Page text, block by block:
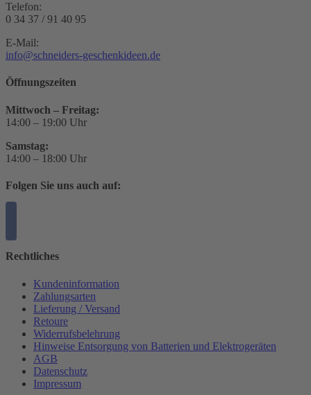
Telefon:
0 34 37 / 91 40 95
E-Mail:
info@schneiders-geschenkideen.de
Öffnungszeiten
Mittwoch – Freitag:
14:00 – 19:00 Uhr
Samstag:
14:00 – 18:00 Uhr
Folgen Sie uns auch auf:
Rechtliches
Kundeninformation
Zahlungsarten
Lieferung / Versand
Retoure
Widerrufsbelehrung
Hinweise Entsorgung von Batterien und Elektrogeräten
AGB
Datenschutz
Impressum